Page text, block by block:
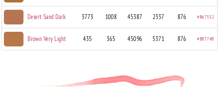
Desert Sand Dark 3773 1008 45387 2337 876 #B67552
Brown Very Light 435 365 45096 5371 876 #B87748